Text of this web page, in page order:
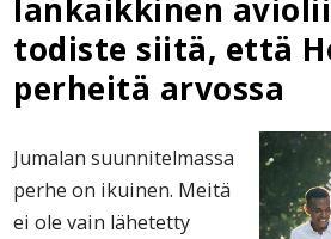
Iankaikkinen
todiste siitä, että
perheitä arvossa
Jumalan suunnitelmassa
perhe on ikuinen. Meitä
ei ole vain lähetetty